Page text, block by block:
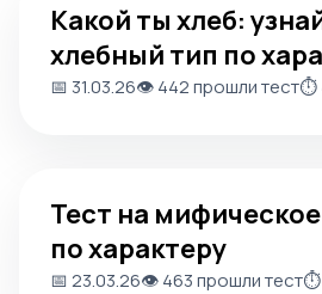
Какой ты хлеб:
хлебный тип по
📅 31.03.26👁️ 442 прошли тест⏱️
Тест на
по характеру
📅 23.03.26👁️ 463 прошли тест⏱️